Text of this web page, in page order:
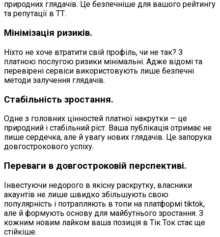
природних глядачів. Це безпечніше для вашого рейтингу
та репутації в ТТ.
Мінімізація ризиків.
Ніхто не хоче втратити свій профіль, чи не так? З
платною послугою ризики мінімальні. Адже відомі та
перевірені сервіси використовують лише безпечні
методи залучення глядачів.
Стабільність зростання.
Одне з головних цінностей платної накрутки — це
природний і стабільний ріст. Ваша публікація отримає не
лише сердечка, але й увагу нових глядачів. Це запорука
довгострокового успіху.
Переваги в довгостроковій перспективі.
Інвестуючи недорого в якісну раскрутку, власники
акаунтів не лише швидко збільшують свою
популярність і потрапляють в топи на платформі tiktok,
але й формують основу для майбутнього зростання. З
кожним новим лайком ваша позиція в Тік Ток стає ще
стійкіше.